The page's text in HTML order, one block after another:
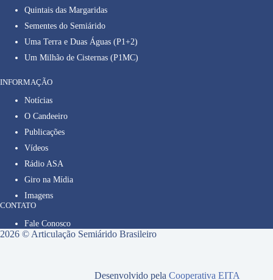
Quintais das Margaridas
Sementes do Semiárido
Uma Terra e Duas Águas (P1+2)
Um Milhão de Cisternas (P1MC)
INFORMAÇÃO
Notícias
O Candeeiro
Publicações
Vídeos
Rádio ASA
Giro na Mídia
Imagens
CONTATO
Fale Conosco
2026 © Articulação Semiárido Brasileiro
Desenvolvido pelaCooperativa EITA